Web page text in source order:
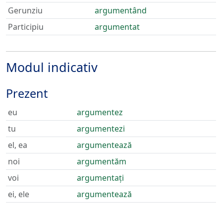
Gerunziu
argumentând
Participiu
argumentat
Modul indicativ
Prezent
eu
argumentez
tu
argumentezi
el, ea
argumentează
noi
argumentăm
voi
argumentați
ei, ele
argumentează